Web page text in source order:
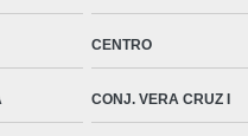
CENTRO
CONJ. VERA CRUZ I